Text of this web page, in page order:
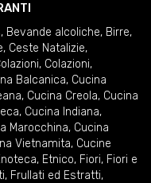
, Bevande alcoliche, Birre,
, Ceste Natalizie,
, Colazioni,
Balcanica, Cucina
, Cucina Creola, Cucina
, Cucina Indiana,
Marocchina, Cucina
Vietnamita, Cucine
, Etnico, Fiori, Fiori e
, Frullati ed Estratti,